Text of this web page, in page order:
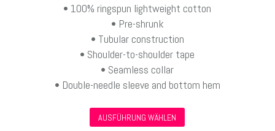
• 100% ringspun lightweight cotton
• Pre-shrunk
• Tubular construction
• Shoulder-to-shoulder tape
• Seamless collar
• Double-needle sleeve and bottom hem
AUSFÜHRUNG WÄHLEN